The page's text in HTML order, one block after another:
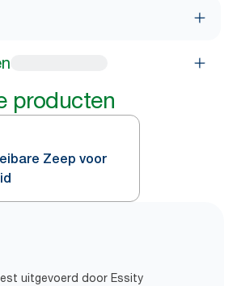
producten
Zeep voor
uitgevoerd door Essity